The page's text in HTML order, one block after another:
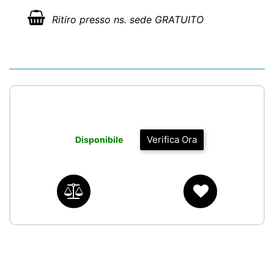
Ritiro presso ns. sede GRATUITO
Verifica Ora
Disponibile